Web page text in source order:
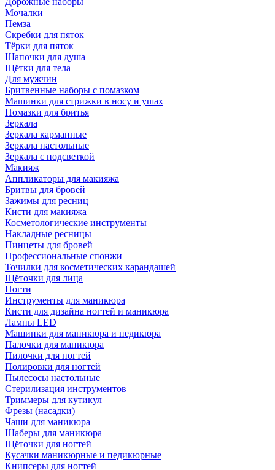
Мочалки
Пемза
Скребки для пяток
Тёрки для пяток
Шапочки для душа
Щётки для тела
Для мужчин
Бритвенные наборы с помазком
Машинки для стрижки в носу и ушах
Помазки для бритья
Зеркала
Зеркала карманные
Зеркала настольные
Зеркала с подсветкой
Макияж
Аппликаторы для макияжа
Бритвы для бровей
Зажимы для ресниц
Кисти для макияжа
Косметологические инструменты
Накладные ресницы
Пинцеты для бровей
Профессиональные спонжи
Точилки для косметических карандашей
Щёточки для лица
Ногти
Инструменты для маникюра
Кисти для дизайна ногтей и маникюра
Лампы LED
Машинки для маникюра и педикюра
Палочки для маникюра
Пилочки для ногтей
Полировки для ногтей
Пылесосы настольные
Стерилизация инструментов
Триммеры для кутикул
Фрезы (насадки)
Чаши для маникюра
Шаберы для маникюра
Щёточки для ногтей
Кусачки маникюрные и педикюрные
Книпсеры для ногтей